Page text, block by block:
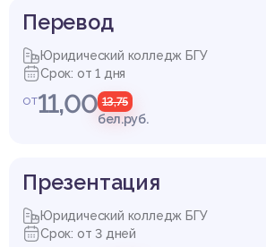
Перевод
Юридический колледж БГУ
Срок: от 1 дня
от11,00 13,75
бел.руб.
Презентация
Юридический колледж БГУ
Срок: от 3 дней